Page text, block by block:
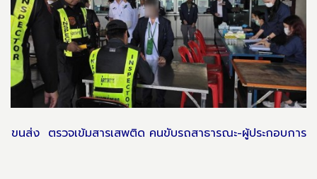
ขนส่ง ตรวจเข้มสารเสพติด คนขับรถสาธารณะ-ผู้ประกอบการ